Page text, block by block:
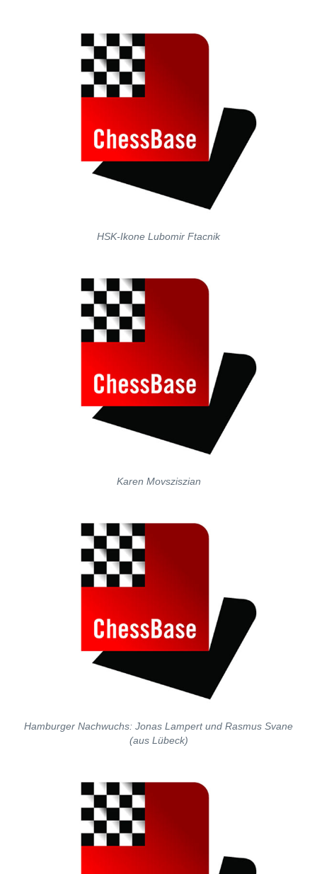
HSK-Ikone Lubomir Ftacnik
Karen Movsziszian
Hamburger Nachwuchs: Jonas Lampert und Rasmus Svane
(aus Lübeck)